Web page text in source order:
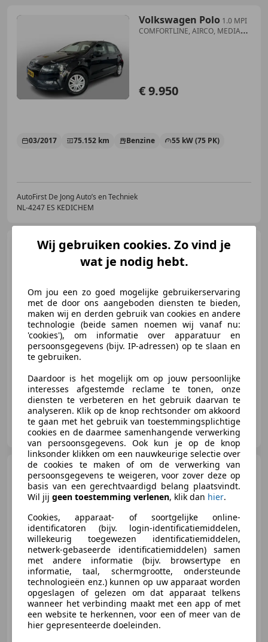
Volkswagen Polo 1.0 MPI
COMFORTLINE, AIRCO, MEDIA
€ 9.950
03/2017 75.152 km Benzine 55 kW (75 PK)
AutoFirst De Jong Auto’s en Techniek
NL-4247 ES KEDICHEM
Citroen C4 1.6 VTI
COLLECTION, Clima, Cruise Ctrl,
PDC, LED
€ 4.495
01/2012
AutoFirst De Jong Auto’s en Techniek
NL-4247 ES KEDICHEM
Peugeot 108 1.2 VTI ALLURE,
Cruise ctrl, Airco, Groot scherm,
€ 5.995
08/2014 105.013 km Benzine 60 kW (82 PK)
Wij gebruiken cookies. Zo vind je
wat je nodig hebt.
Om jou een zo goed mogelijke gebruikerservaring
met de door ons aangeboden diensten te bieden,
maken wij en derden gebruik van cookies en andere
technologie (beide samen noemen wij vanaf nu:
'cookies'), om informatie over apparatuur en
persoonsgegevens (bijv. IP-adressen) op te slaan en
te gebruiken.
Daardoor is het mogelijk om op jouw persoonlijke
interesses afgestemde reclame te tonen, onze
diensten te verbeteren en het gebruik daarvan te
analyseren. Klik op de knop rechtsonder om akkoord
te gaan met het gebruik van toestemmingsplichtige
cookies en de daarmee samenhangende verwerking
van persoonsgegevens. Ook kun je op de knop
linksonder klikken om een nauwkeurige selectie over
de cookies te maken of om de verwerking van
persoonsgegevens te weigeren, voor zover deze op
basis van een gerechtvaardigd belang plaatsvindt.
Wil jij geen toestemming verlenen, klik dan hier.
Cookies, apparaat- of soortgelijke online-
identificatoren (bijv. login-identificatiemiddelen,
willekeurig toegewezen identificatiemiddelen,
netwerk-gebaseerde identificatiemiddelen) samen
met andere informatie (bijv. browsertype en
informatie, taal, schermgrootte, ondersteunde
technologieën enz.) kunnen op uw apparaat worden
opgeslagen of gelezen om dat apparaat telkens
wanneer het verbinding maakt met een app of met
een website te herkennen, voor een of meer van de
hier gepresenteerde doeleinden.